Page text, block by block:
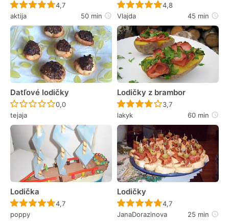
Recept ještě nebyl hodnocen
4,7
aktija
50 min
Recept ještě nebyl
4,8
Vlajda
45 min
Datľové lodičky
Recept ještě nebyl hodnocen
0,0
tejaja
Lodičky z brambor
Recept ještě nebyl
3,7
lakyk
60 min
Lodička
Recept ještě nebyl hodnocen
4,7
poppy
Lodičky
Recept ještě nebyl
4,7
JanaDorazinova
25 min